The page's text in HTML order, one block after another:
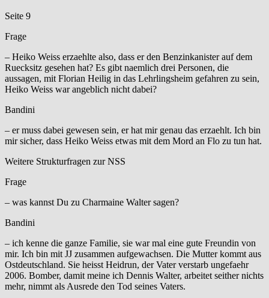
Seite 9
Frage
– Heiko Weiss erzaehlte also, dass er den Benzinkanister auf dem
Ruecksitz gesehen hat? Es gibt naemlich drei Personen, die
aussagen, mit Florian Heilig in das Lehrlingsheim gefahren zu sein,
Heiko Weiss war angeblich nicht dabei?
Bandini
– er muss dabei gewesen sein, er hat mir genau das erzaehlt. Ich bin
mir sicher, dass Heiko Weiss etwas mit dem Mord an Flo zu tun hat.
Weitere Strukturfragen zur NSS
Frage
– was kannst Du zu Charmaine Walter sagen?
Bandini
– ich kenne die ganze Familie, sie war mal eine gute Freundin von
mir. Ich bin mit JJ zusammen aufgewachsen. Die Mutter kommt aus
Ostdeutschland. Sie heisst Heidrun, der Vater verstarb ungefaehr
2006. Bomber, damit meine ich Dennis Walter, arbeitet seither nichts
mehr, nimmt als Ausrede den Tod seines Vaters.